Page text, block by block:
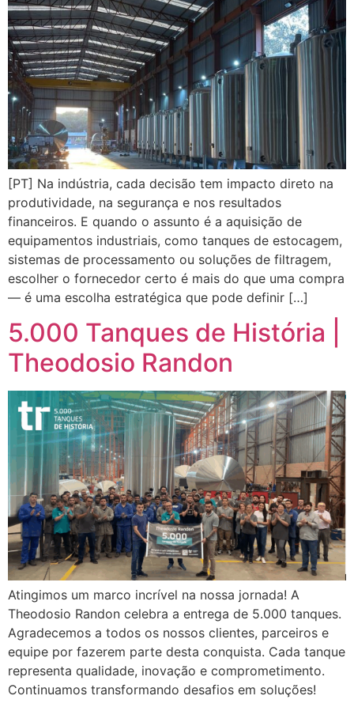
[PT] Na indústria, cada decisão tem impacto direto na
produtividade, na segurança e nos resultados
financeiros. E quando o assunto é a aquisição de
equipamentos industriais, como tanques de estocagem,
sistemas de processamento ou soluções de filtragem,
escolher o fornecedor certo é mais do que uma compra
— é uma escolha estratégica que pode definir […]
5.000 Tanques de História |
Theodosio Randon
Atingimos um marco incrível na nossa jornada! A
Theodosio Randon celebra a entrega de 5.000 tanques.
Agradecemos a todos os nossos clientes, parceiros e
equipe por fazerem parte desta conquista. Cada tanque
representa qualidade, inovação e comprometimento.
Continuamos transformando desafios em soluções!